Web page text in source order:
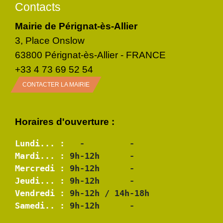
Contacts
Mairie de Pérignat-ès-Allier
3, Place Onslow
63800 Pérignat-ès-Allier - FRANCE
+33 4 73 69 52 54
CONTACTER LA MAIRIE
Horaires d'ouverture :
Lundi... :
Mardi... :
Mercredi :
Jeudi... :
Vendredi :
Samedi.. :
9h-12h      -